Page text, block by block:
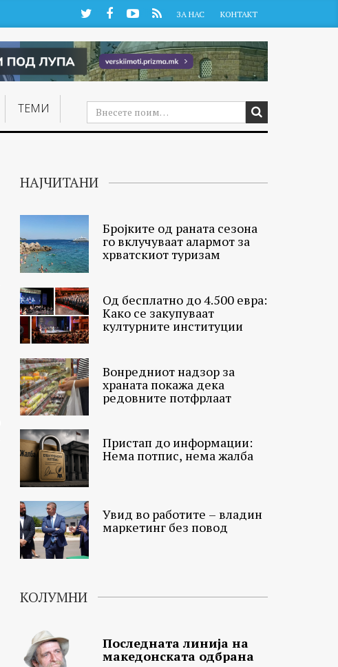
TwitterFacebookYouTube
RSS ЗА НАС КОНТАКТ
ТЕМИ
НАЈЧИТАНИ
Бројките од раната сезона
го вклучуваат алармот за
хрватскиот туризам
Од бесплатно до 4.500 евра:
Како се закупуваат
културните институции
Вонредниот надзор за
храната покажа дека
редовните потфрлаат
Пристап до информации:
Нема потпис, нема жалба
Увид во работите – владин
маркетинг без повод
КОЛУМНИ
Последната линија на
македонската одбрана